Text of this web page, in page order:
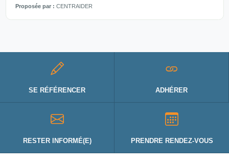
Proposée par : CENTRAIDER
SE RÉFÉRENCER ADHÉRER
RESTER INFORMÉ(E) PRENDRE RENDEZ-VOUS